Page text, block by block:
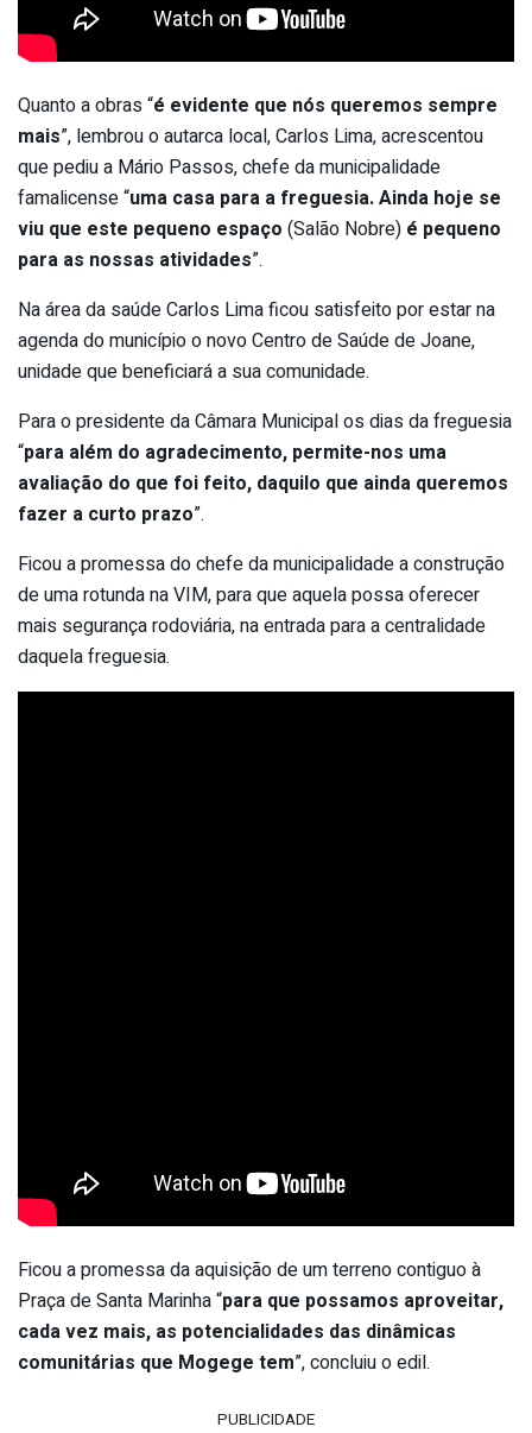
Quanto a obras “é evidente que nós queremos sempre
mais”, lembrou o autarca local, Carlos Lima, acrescentou
que pediu a Mário Passos, chefe da municipalidade
famalicense “uma casa para a freguesia. Ainda hoje se
viu que este pequeno espaço (Salão Nobre) é pequeno
para as nossas atividades”.
Na área da saúde Carlos Lima ficou satisfeito por estar na
agenda do município o novo Centro de Saúde de Joane,
unidade que beneficiará a sua comunidade.
Para o presidente da Câmara Municipal os dias da freguesia
“para além do agradecimento, permite-nos uma
avaliação do que foi feito, daquilo que ainda queremos
fazer a curto prazo”.
Ficou a promessa do chefe da municipalidade a construção
de uma rotunda na VIM, para que aquela possa oferecer
mais segurança rodoviária, na entrada para a centralidade
daquela freguesia.
Ficou a promessa da aquisição de um terreno contiguo à
Praça de Santa Marinha “para que possamos aproveitar,
cada vez mais, as potencialidades das dinâmicas
comunitárias que Mogege tem”, concluiu o edil.
PUBLICIDADE